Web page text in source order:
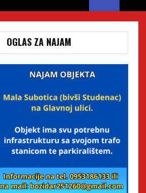
OGLAS ZA NAJAM